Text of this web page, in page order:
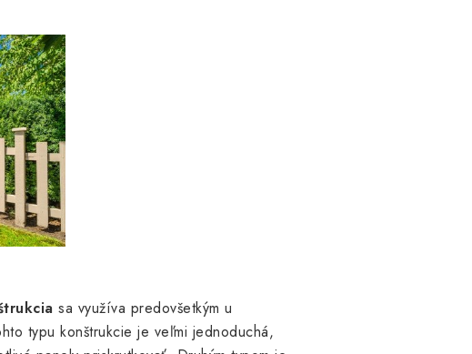
sa využíva predovšetkým u
typu konštrukcie je veľmi jednoduchá,